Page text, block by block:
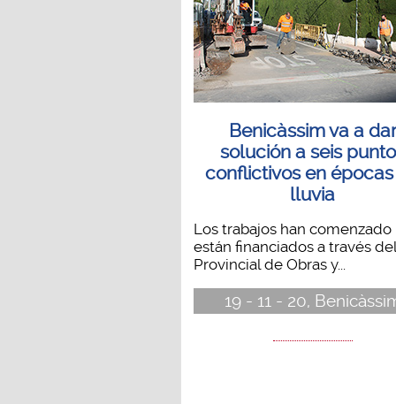
Benicàssim va a dar
solución a seis
conflictivos en
lluvia
Los trabajos han comenzado
están financiados a través
Provincial de Obras y...
19 - 11 - 20,